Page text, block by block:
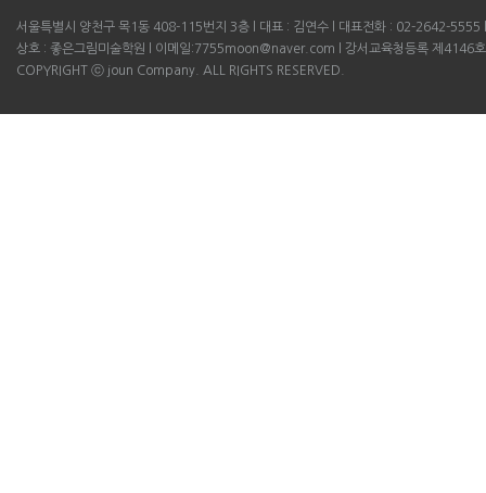
서울특별시 양천구 목1동 408-115번지 3층 l 대표 : 김연수 l 대표전화 : 02-2642-
상호 : 좋은그림미술학원 l 이메일:7755moon@naver.com l 강서교육청등록 제4146호
COPYRIGHT ⓒ joun Company. ALL RIGHTS RESERVED.